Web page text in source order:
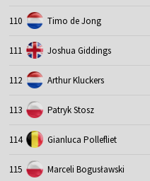
110 Timo de Jong
111 Joshua Giddings
112 Arthur Kluckers
113 Patryk Stosz
114 Gianluca Pollefliet
115 Marceli Bogusławski